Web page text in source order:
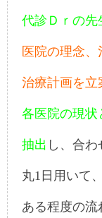
代診Ｄｒの先
医院の理念、
治療計画を立
各医院の現状
抽出 し、合
丸1日用いて
ある程度の流